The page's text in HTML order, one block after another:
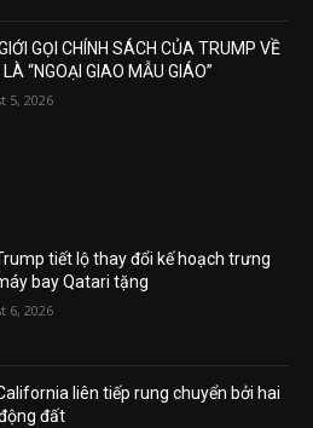
GỌI CHÍNH SÁCH CỦA TRUMP VỀ
LÀ “NGOẠI GIAO MẪU GIÁO”
5, 2026
tiết lộ thay đổi kế hoạch trưng
bay Qatari tặng
6, 2026
liên tiếp rung chuyển bởi hai
đất